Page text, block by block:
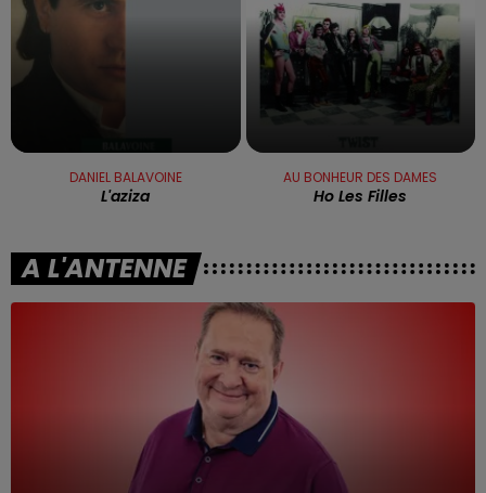
DANIEL BALAVOINE
L'aziza
AU BONHEUR DES DAMES
Ho Les Filles
A L'ANTENNE